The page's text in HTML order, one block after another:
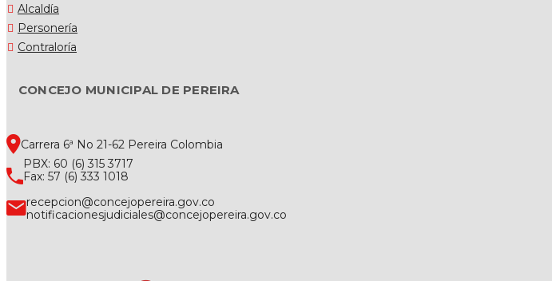
Alcaldía
Personería
Contraloría
CONCEJO MUNICIPAL DE PEREIRA
Carrera 6ª No 21-62 Pereira Colombia
PBX: 60 (6) 315 3717
Fax: 57 (6) 333 1018
recepcion@concejopereira.gov.co
notificacionesjudiciales@concejopereira.gov.co